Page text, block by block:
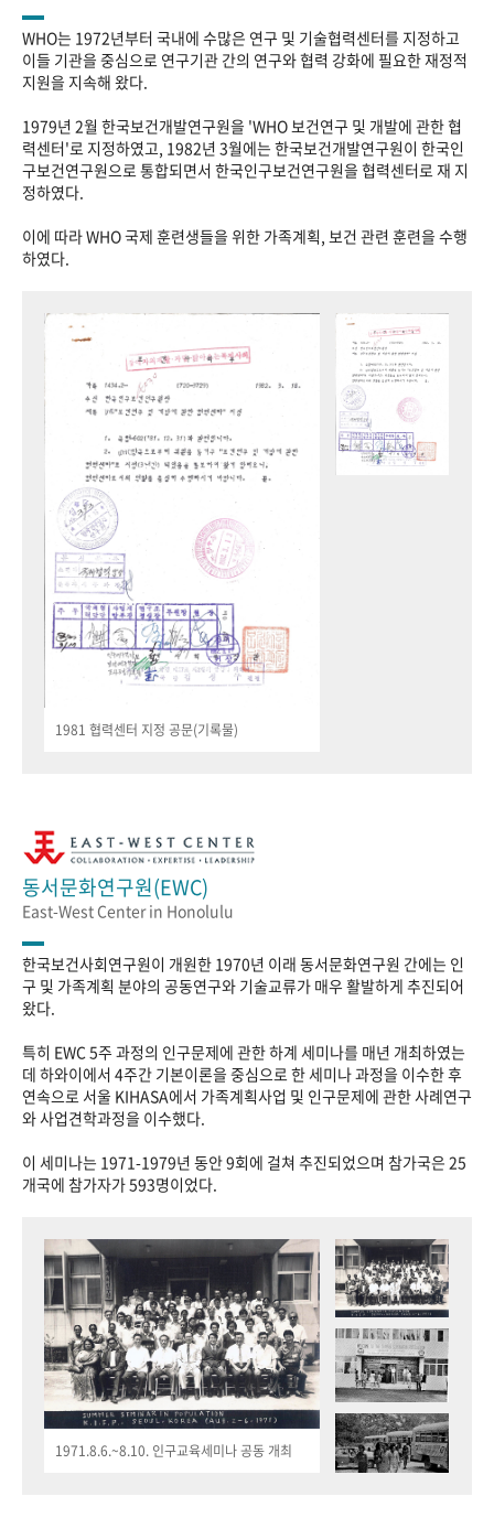
WHO는 1972년부터 국내에 수많은 연구 및 기술협력센터를 지정하고
이들 기관을 중심으로 연구기관 간의 연구와 협력 강화에 필요한 재정적
지원을 지속해 왔다.
1979년 2월 한국보건개발연구원을 'WHO 보건연구 및 개발에 관한 협
력센터'로 지정하였고, 1982년 3월에는 한국보건개발연구원이 한국인
구보건연구원으로 통합되면서 한국인구보건연구원을 협력센터로 재 지
정하였다.
이에 따라 WHO 국제 훈련생들을 위한 가족계획, 보건 관련 훈련을 수행
하였다.
1981 협력센터 지정 공문(기록물)
동서문화연구원(EWC)
East-West Center in Honolulu
한국보건사회연구원이 개원한 1970년 이래 동서문화연구원 간에는 인
구 및 가족계획 분야의 공동연구와 기술교류가 매우 활발하게 추진되어
왔다.
특히 EWC 5주 과정의 인구문제에 관한 하계 세미나를 매년 개최하였는
데 하와이에서 4주간 기본이론을 중심으로 한 세미나 과정을 이수한 후
연속으로 서울 KIHASA에서 가족계획사업 및 인구문제에 관한 사례연구
와 사업견학과정을 이수했다.
이 세미나는 1971-1979년 동안 9회에 걸쳐 추진되었으며 참가국은 25
개국에 참가자가 593명이었다.
1971.8.6.~8.10. 인구교육세미나 공동 개최